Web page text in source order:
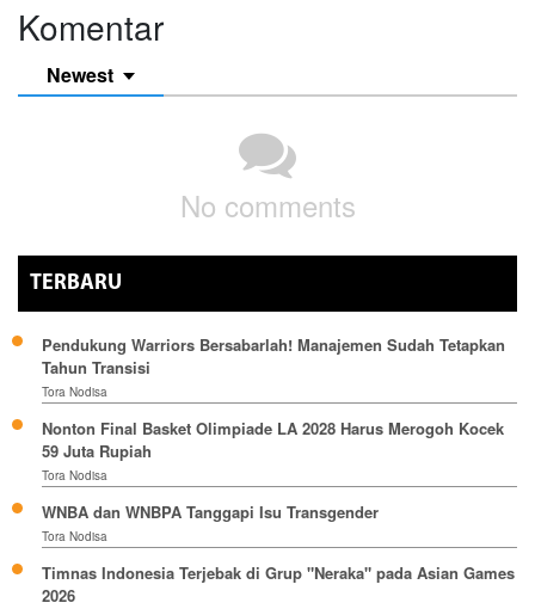
Komentar
Newest
No comments
TERBARU
Pendukung Warriors Bersabarlah! Manajemen Sudah Tetapkan
Tahun Transisi
Tora Nodisa
Nonton Final Basket Olimpiade LA 2028 Harus Merogoh Kocek
59 Juta Rupiah
Tora Nodisa
WNBA dan WNBPA Tanggapi Isu Transgender
Tora Nodisa
Timnas Indonesia Terjebak di Grup "Neraka" pada Asian Games
2026